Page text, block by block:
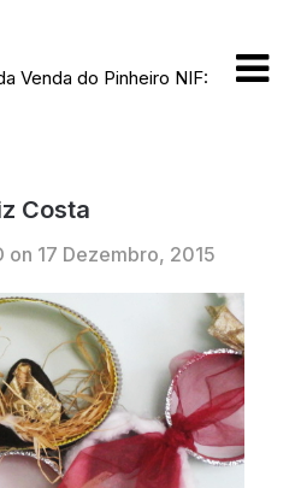
Venda do Pinheiro NIF:
Costa
on 17 Dezembro, 2015